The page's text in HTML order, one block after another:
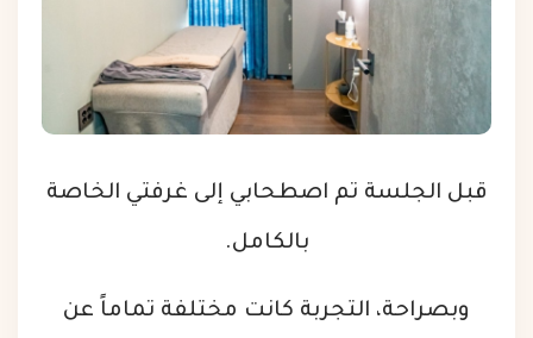
قبل الجلسة تم اصطحابي إلى غرفتي الخاصة
بالكامل.
وبصراحة، التجربة كانت مختلفة تماماً عن